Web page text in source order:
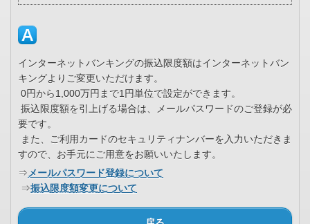
インターネットバンキングの振込限度額はインターネットバン
キングよりご変更いただけます。
0円から1,000万円まで1円単位で設定ができます。
振込限度額を引上げる場合は、メールパスワードのご登録が必
要です。
また、ご利用カードのセキュリティナンバーを入力いただきま
すので、お手元にご用意をお願いいたします。
⇒メールパスワード登録について
⇒振込限度額変更について